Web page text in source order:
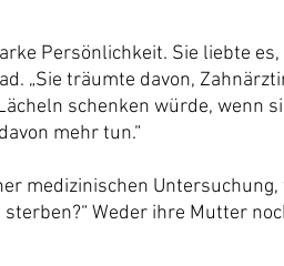
Persönlichkeit. Sie liebte
„Sie träumte davon,
schenken würde, wenn
mehr tun.“
medizinischen
sterben?“ Weder ihre Mutter